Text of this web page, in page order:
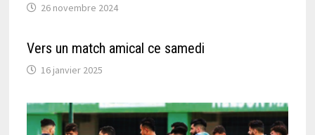
26 novembre 2024
Vers un match amical ce samedi
16 janvier 2025